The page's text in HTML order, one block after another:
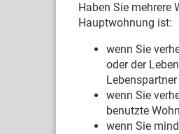
Haben Sie mehrere
Hauptwohnung ist:
wenn Sie
oder der
wenn Sie
benutzte
wenn Sie